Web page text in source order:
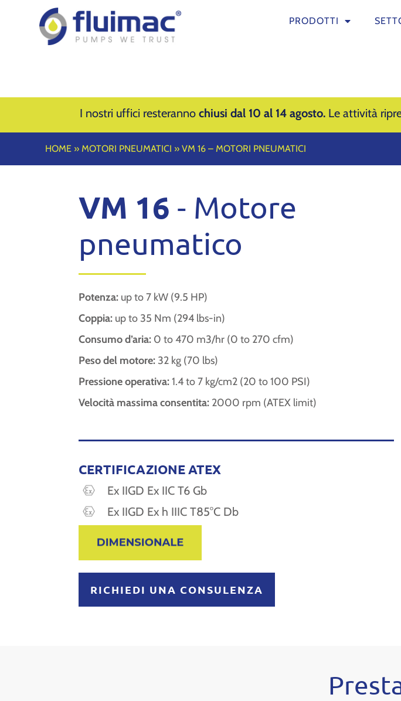
PRODOTTI
I nostri uffici resteranno chiusi dal 10 al 14 agosto.Le attività
HOME »MOTORI PNEUMATICI »VM 16 – MOTORI PNEUMATICI
VM 16 - Motore
pneumatico
Potenza: up to 7 kW (9.5 HP)
Coppia: up to 35 Nm (294 lbs-in)
Consumo d’aria: 0 to 470 m3/hr (0 to 270 cfm)
Peso del motore: 32 kg (70 lbs)
Pressione operativa:1.4 to 7 kg/cm2 (20 to 100 PSI)
Velocità massima consentita: 2000 rpm (ATEX limit)
CERTIFICAZIONE ATEX
Ex IIGD Ex IIC T6 Gb
Ex IIGD Ex h IIIC T85°C Db
RICHIEDI UNA CONSULENZA